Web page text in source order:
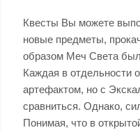
Квесты Вы можете
новые предметы,
образом Меч Света
Каждая в отдельности
артефактом, но с
сравниться. Однако,
Понимая, что в